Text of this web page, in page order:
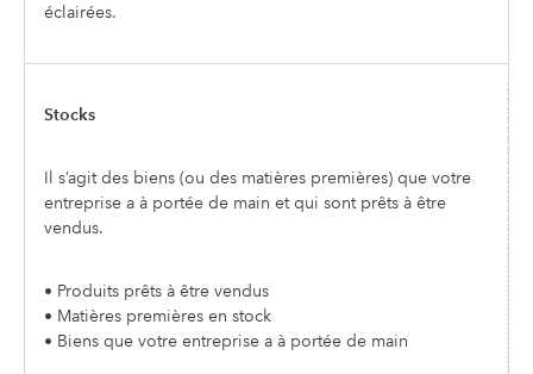
éclairées.
Stocks
Il s’agit des biens (ou des matières premières) que votre
entreprise a à portée de main et qui sont prêts à être
vendus.
• Produits prêts à être vendus
• Matières premières en stock
• Biens que votre entreprise a à portée de main